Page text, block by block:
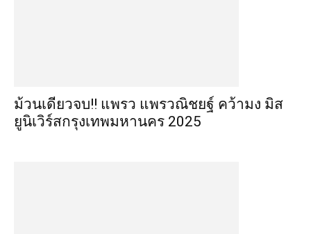
ม้วนเดียวจบ!! แพรว แพรวณิชยฐ์ คว้ามง มิส
ยูนิเวิร์สกรุงเทพมหานคร 2025